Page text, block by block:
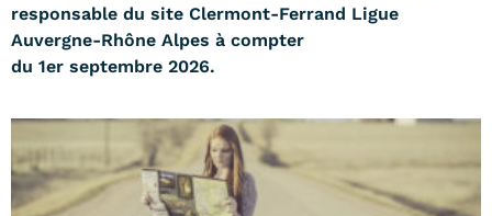
responsable du site Clermont-Ferrand Ligue
Auvergne-Rhône Alpes à compter
du 1er septembre 2026.